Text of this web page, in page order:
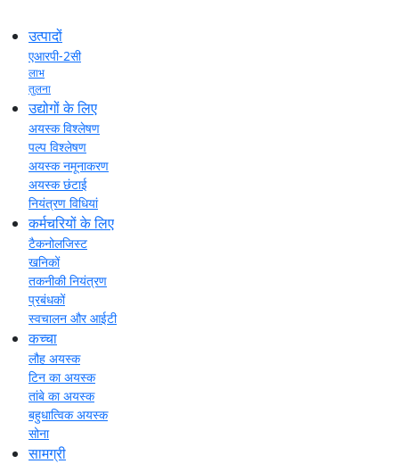
उत्पादों
एआरपी-2सी
लाभ
तुलना
उद्योगों के लिए
अयस्क विश्लेषण
पल्प विश्लेषण
अयस्क नमूनाकरण
अयस्क छंटाई
नियंत्रण विधियां
कर्मचरियों के लिए
टैकनोलजिस्ट
खनिकों
तकनीकी नियंत्रण
प्रबंधकों
स्वचालन और आईटी
कच्चा
लौह अयस्क
टिन का अयस्क
तांबे का अयस्क
बहुधात्विक अयस्क
सोना
सामग्री